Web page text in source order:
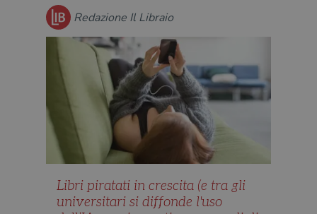
Redazione Il Libraio
Libri piratati in crescita (e tra gli
universitari si diffonde l'uso